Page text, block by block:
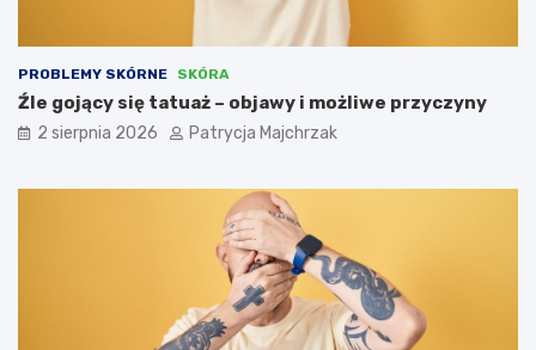
PROBLEMY SKÓRNE SKÓRA
Źle gojący się tatuaż – objawy i możliwe przyczyny
2 sierpnia 2026 Patrycja Majchrzak